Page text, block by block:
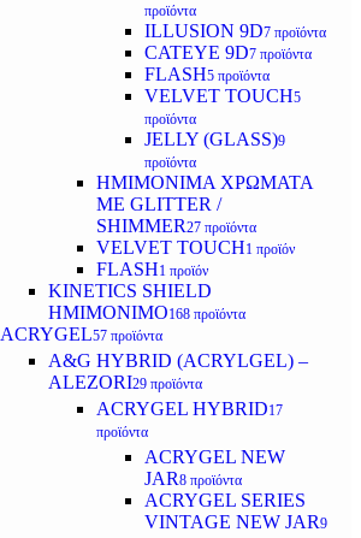
προϊόντα
ILLUSION 9D7 προϊόντα
CATEYE 9D7 προϊόντα
FLASH5 προϊόντα
VELVET TOUCH5
προϊόντα
JELLY (GLASS)9
προϊόντα
ΗΜΙΜΟΝΙΜA ΧΡΩΜΑΤΑ
ΜΕ GLITTER /
SHIMMER27 προϊόντα
VELVET TOUCH1 προϊόν
FLASH1 προϊόν
KINETICS SHIELD
ΗΜΙΜΟΝΙΜΟ168 προϊόντα
ACRYGEL57 προϊόντα
A&G HYBRID (ACRYLGEL) –
ALEZORI29 προϊόντα
ACRYGEL HYBRID17
προϊόντα
ACRYGEL NEW
JAR8 προϊόντα
ACRYGEL SERIES
VINTAGE NEW JAR9